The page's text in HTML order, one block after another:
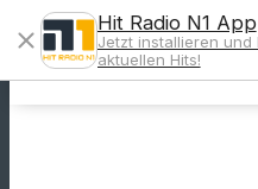
close
Hit Radio N1 App
Jetzt installieren
aktuellen Hits!